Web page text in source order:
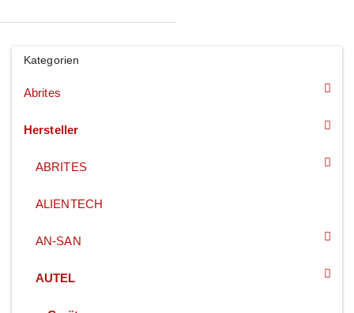
Kategorien
Abrites
Hersteller
ABRITES
ALIENTECH
AN-SAN
AUTEL